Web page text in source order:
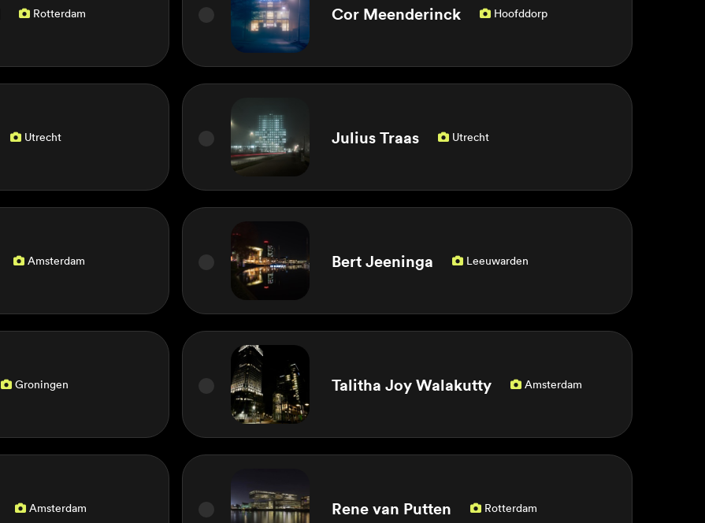
 Rotterdam Cor Meenderinck  Hoofddorp
 Utrecht Julius Traas  Utrecht
 Amsterdam Bert Jeeninga  Leeuwarden
 Groningen Talitha Joy Walakutty  Amsterdam
 Amsterdam Rene van Putten  Rotterdam